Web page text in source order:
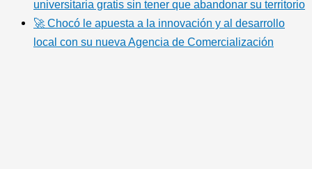
universitaria gratis sin tener que abandonar su territorio
🚀 Chocó le apuesta a la innovación y al desarrollo
local con su nueva Agencia de Comercialización